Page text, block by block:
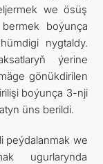
we ösüş
boýunça
nygtaldy.
ýerine
gönükdirilen
boýunça 3-nji
üns berildi.
peýdalanmak we
ugurlarynda